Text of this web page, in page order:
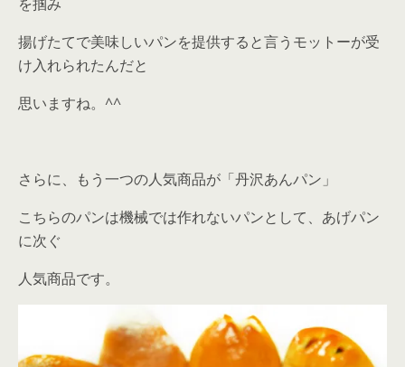
揚げたてで美味しいパンを提供すると言うモットーが受
け入れられたんだと
思いますね。^^
さらに、もう一つの人気商品が「丹沢あんパン」
こちらのパンは機械では作れないパンとして、あげパン
に次ぐ
人気商品です。